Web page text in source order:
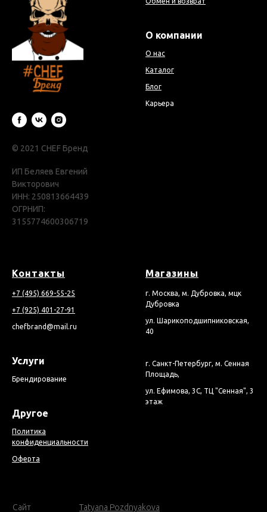
© 2021 CHEF Бренд
ИП Беляев Евгений
Викторович
ИНН: 250813664439
ОГРНИП:
3155774600306719
О компании
О нас
Каталог
Блог
Карьера
Контакты
+7 (495) 669-55-25
+7 (925) 401-27-91
chefbrand@mail.ru
Услуги
Брендирование
Другое
Политика
конфиденциальности
Оферта
Магазины
г. Москва, м. Дубровка, мцк
Дубровка
ул. Шарикоподшипниковская,
40
г. Санкт-Петербург, м. Сенная
Площадь,
ул. Ефимова, 3С, ТЦ "Сенная", 3
этаж
Cайт Tatyana Pozdnyakova